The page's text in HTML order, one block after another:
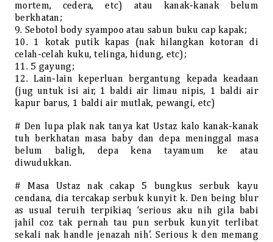
mortem, cedera, etc) atau kanak-kanak belum
berkhatan;
9. Sebotol body syampoo atau sabun buku cap kapak;
10. 1 kotak putik kapas (nak hilangkan kotoran di
celah-celah kuku, telinga, hidung, etc);
11. 5 gayung;
12. Lain-lain keperluan bergantung kepada keadaan
(jug untuk isi air, 1 baldi air limau nipis, 1 baldi air
kapur barus, 1 baldi air mutlak, pewangi, etc)
# Den lupa plak nak tanya kat Ustaz kalo kanak-kanak
tuh berkhatan masa baby dan depa meninggal masa
belum baligh, depa kena tayamum ke atau
diwudukkan.
# Masa Ustaz nak cakap 5 bungkus serbuk kayu
cendana, dia tercakap serbuk kunyit k. Den being blur
as usual teruih terpikiaq ‘serious aku nih gila babi
jahil coz tak pernah tau pun serbuk kunyit terlibat
sekali nak handle jenazah nih’. Serious k den memang